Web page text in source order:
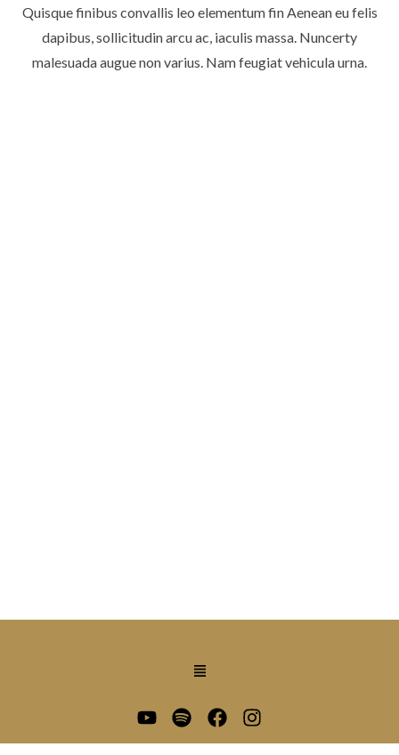
Quisque finibus convallis leo elementum fin Aenean eu felis
dapibus, sollicitudin arcu ac, iaculis massa. Nuncerty
malesuada augue non varius. Nam feugiat vehicula urna.